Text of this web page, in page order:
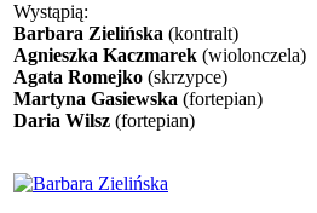
Wystąpią:
Barbara Zielińska (kontralt)
Agnieszka Kaczmarek (wiolonczela)
Agata Romejko (skrzypce)
Martyna Gasiewska (fortepian)
Daria Wilsz (fortepian)